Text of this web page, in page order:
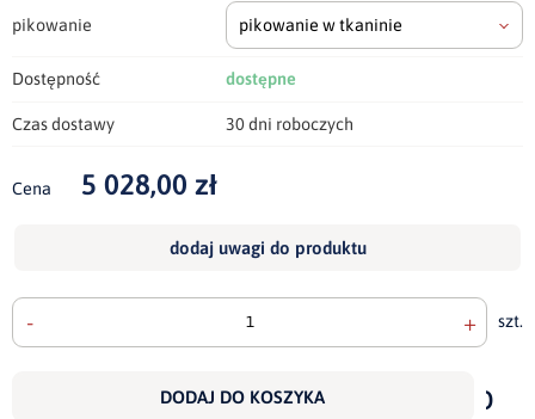
pikowanie pikowanie w tkaninie
Dostępność dostępne
Czas dostawy 30 dni roboczych
Cena 5 028,00 zł
dodaj uwagi do produktu
- + szt.
DODAJ DO KOSZYKA
do